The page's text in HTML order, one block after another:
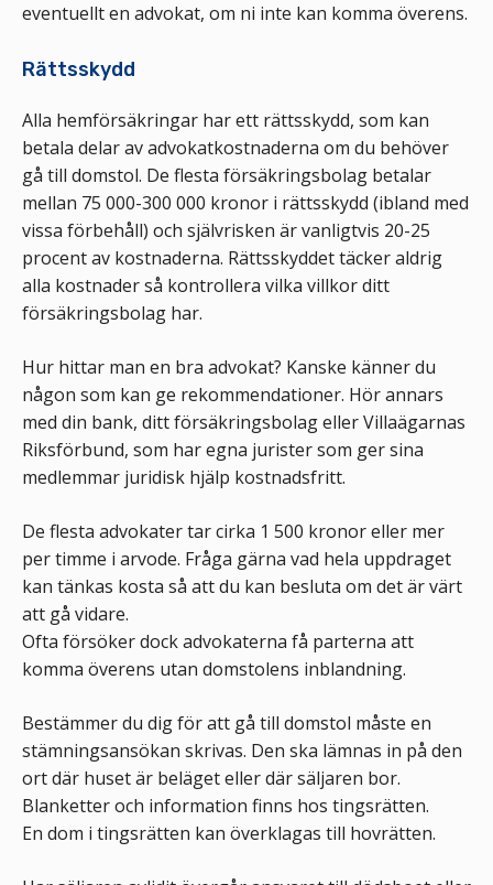
eventuellt en advokat, om ni inte kan komma överens.
Rättsskydd
Alla hemförsäkringar har ett rättsskydd, som kan
betala delar av advokatkostnaderna om du behöver
gå till domstol. De flesta försäkringsbolag betalar
mellan 75 000-300 000 kronor i rättsskydd (ibland med
vissa förbehåll) och självrisken är vanligtvis 20-25
procent av kostnaderna. Rättsskyddet täcker aldrig
alla kostnader så kontrollera vilka villkor ditt
försäkringsbolag har.
Hur hittar man en bra advokat? Kanske känner du
någon som kan ge rekommendationer. Hör annars
med din bank, ditt försäkringsbolag eller Villaägarnas
Riksförbund, som har egna jurister som ger sina
medlemmar juridisk hjälp kostnadsfritt.
De flesta advokater tar cirka 1 500 kronor eller mer
per timme i arvode. Fråga gärna vad hela uppdraget
kan tänkas kosta så att du kan besluta om det är värt
att gå vidare.
Ofta försöker dock advokaterna få parterna att
komma överens utan domstolens inblandning.
Bestämmer du dig för att gå till domstol måste en
stämningsansökan skrivas. Den ska lämnas in på den
ort där huset är beläget eller där säljaren bor.
Blanketter och information finns hos tingsrätten.
En dom i tingsrätten kan överklagas till hovrätten.